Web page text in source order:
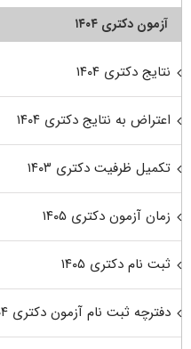
آزمون دکتری ۱۴۰۴
نتایج دکتری ۱۴۰۴
اعتراض به نتایج دکتری ۱۴۰۴
تکمیل ظرفیت دکتری ۱۴۰۳
زمان آزمون دکتری ۱۴۰۵
ثبت نام دکتری ۱۴۰۵
دفترچه ثبت نام آزمون دکتری ۱۴۰۴